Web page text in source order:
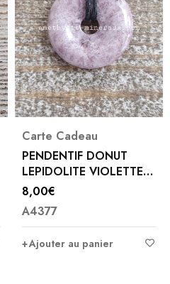
Carte Cadeau
PENDENTIF DONUT
LEPIDOLITE VIOLETTE
30 MM
8,00€
A4377
Ajouter au panier